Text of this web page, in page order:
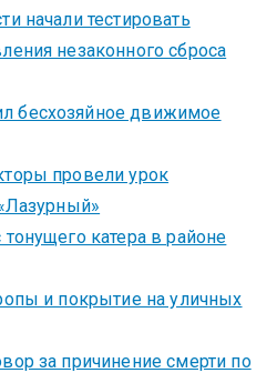
начали тестировать
незаконного сброса
бесхозяйное движимое
провели урок
катера в районе
и покрытие на уличных
за причинение смерти по